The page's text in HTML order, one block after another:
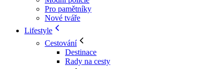
Pro pamětníky
Nové tváře
Lifestyle
Cestování
Destinace
Rady na cesty